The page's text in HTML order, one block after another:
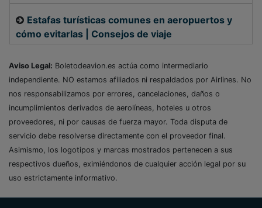
Estafas turísticas comunes en aeropuertos y
cómo evitarlas | Consejos de viaje
Aviso Legal: Boletodeavion.es actúa como intermediario
independiente. NO estamos afiliados ni respaldados por Airlines. No
nos responsabilizamos por errores, cancelaciones, daños o
incumplimientos derivados de aerolíneas, hoteles u otros
proveedores, ni por causas de fuerza mayor. Toda disputa de
servicio debe resolverse directamente con el proveedor final.
Asimismo, los logotipos y marcas mostrados pertenecen a sus
respectivos dueños, eximiéndonos de cualquier acción legal por su
uso estrictamente informativo.